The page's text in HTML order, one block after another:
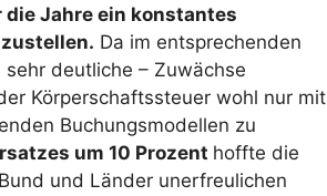
Jahre ein konstantes
Da im entsprechenden
deutliche – Zuwächse
Körperschaftssteuer wohl nur mit
Buchungsmodellen zu
um 10 Prozent hoffte die
und Länder unerfreulichen